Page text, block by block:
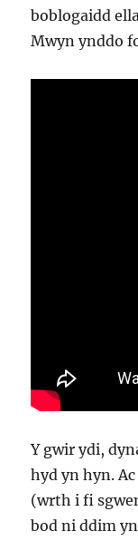
boblogaidd
Mwyn ynddo
Y gwir ydi,
hyd yn hyn.
(wrth i fi
bod ni ddim